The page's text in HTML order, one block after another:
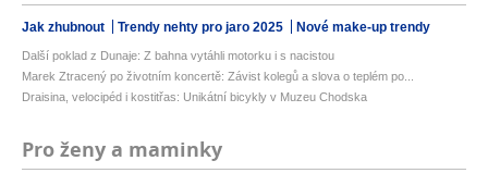
Jak zhubnout Trendy nehty pro jaro 2025 Nové make-up trendy
Další poklad z Dunaje: Z bahna vytáhli motorku i s nacistou
Marek Ztracený po životním koncertě: Závist kolegů a slova o teplém po...
Draisina, velocipéd i kostitřas: Unikátní bicykly v Muzeu Chodska
Pro ženy a maminky